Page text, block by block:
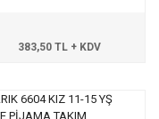
383,50 TL + KDV